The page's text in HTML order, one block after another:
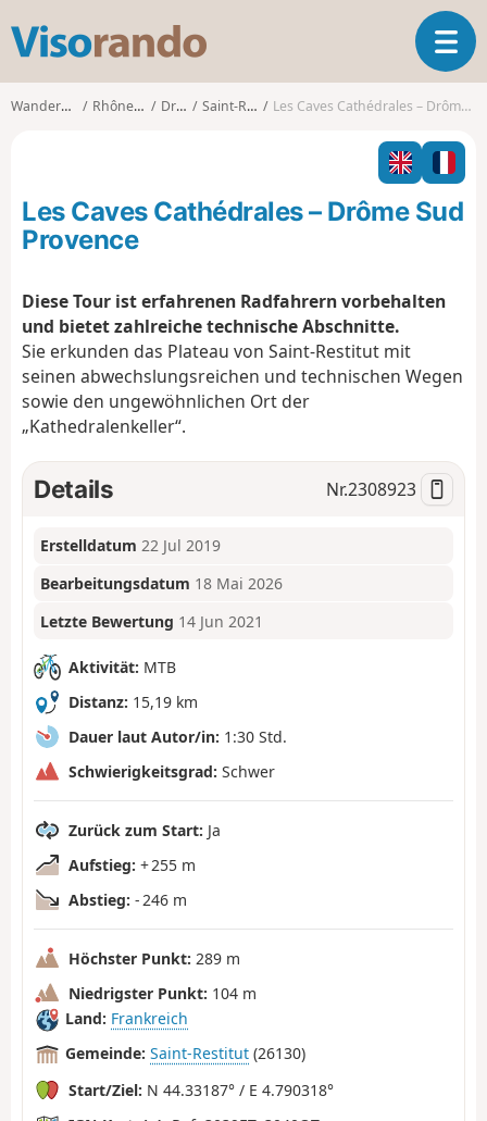
s
o
o
T
o
g
l
n
a
a
o
Wanderungen Rhône-Alpes Drôme Saint-Restitut Les Caves Cathédrales – Drôme Sud Provence
Les Caves Cathédrales – Drôme Sud
Provence
Diese Tour ist erfahrenen Radfahrern vorbehalten
und bietet zahlreiche technische Abschnitte.
Sie erkunden das Plateau von Saint-Restitut mit
seinen abwechslungsreichen und technischen Wegen
sowie den ungewöhnlichen Ort der
„Kathedralenkeller“.
Details Nr.2308923
Erstelldatum 22 Jul 2019
Bearbeitungsdatum 18 Mai 2026
Letzte Bewertung 14 Jun 2021
Aktivität: MTB
Distanz: 15,19 km
Dauer laut Autor/in: 1:30 Std.
Schwierigkeitsgrad: Schwer
Zurück zum Start: Ja
Aufstieg: + 255 m
Abstieg: - 246 m
Höchster Punkt: 289 m
Niedrigster Punkt: 104 m
Land: Frankreich
Gemeinde: Saint-Restitut (26130)
Start/Ziel: N 44.33187° / E 4.790318°